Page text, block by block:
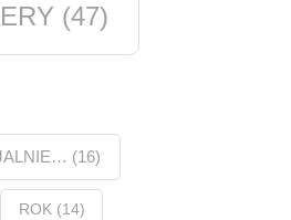
(47)
(16)
ROK(14)